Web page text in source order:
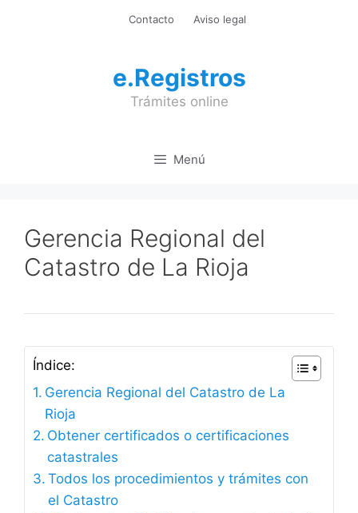
Contacto Aviso legal
e.Registros
Trámites online
Menú
Gerencia Regional del
Catastro de La Rioja
Índice:
Gerencia Regional del Catastro de La
Rioja
Obtener certificados o certificaciones
catastrales
Todos los procedimientos y trámites con
el Catastro